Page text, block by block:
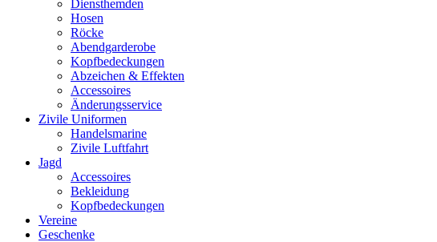
Diensthemden
Hosen
Röcke
Abendgarderobe
Kopfbedeckungen
Abzeichen & Effekten
Accessoires
Änderungsservice
Zivile Uniformen
Handelsmarine
Zivile Luftfahrt
Jagd
Accessoires
Bekleidung
Kopfbedeckungen
Vereine
Geschenke